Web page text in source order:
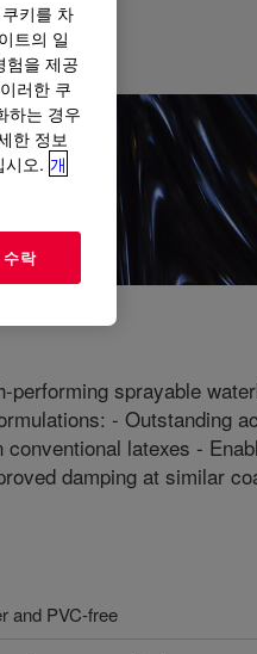
sprayable
- Outstanding
latexes -
damping at similar
and PVC-free
키를 차
트의 일
험을 제공
러한 쿠
하는 경우
한 정보
시오. 개
락